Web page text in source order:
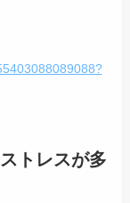
トレスが多